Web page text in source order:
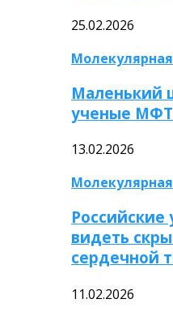
25.02.2026
Маленький
ученые
13.02.2026
Российские
видеть
сердечной
11.02.2026